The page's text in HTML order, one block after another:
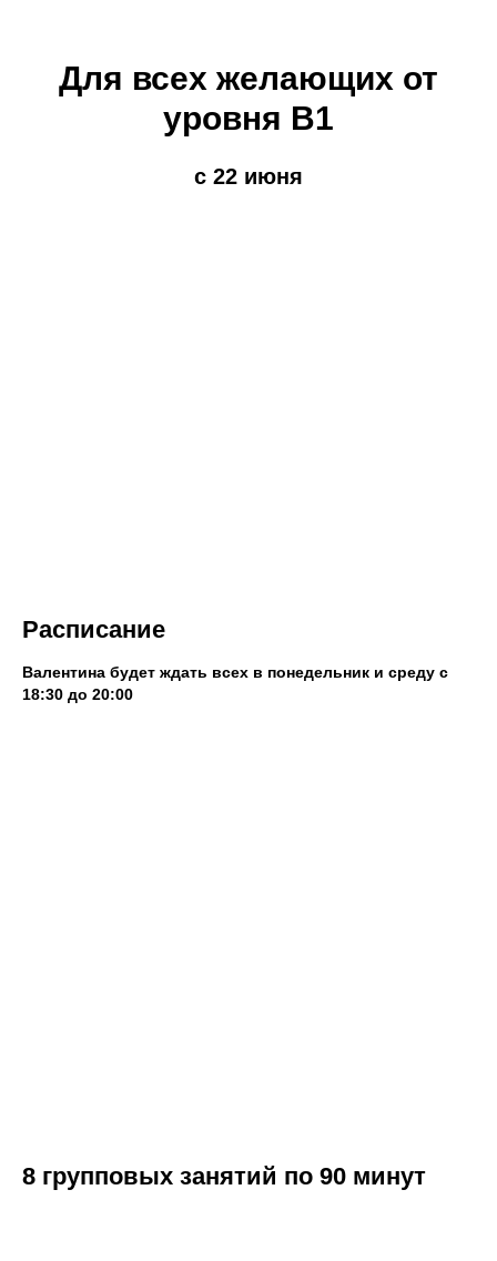
Для всех желающих от
уровня В1
с 22 июня
Расписание
Валентина будет ждать всех в понедельник и среду с
18:30 до 20:00
8 групповых занятий по 90 минут